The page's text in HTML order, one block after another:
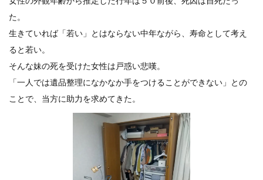
た。
生きていれば「若い」とはならない中年ながら、寿命として考え
ると若い。
そんな妹の死を受けた女性は戸惑い悲嘆。
「一人では遺品整理になかなか手をつけることができない」との
ことで、当方に助力を求めてきた。